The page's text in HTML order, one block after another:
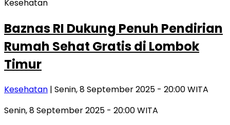
Kesehatan
Baznas RI Dukung Penuh Pendirian
Rumah Sehat Gratis di Lombok
Timur
Kesehatan | Senin, 8 September 2025 - 20:00 WITA
Senin, 8 September 2025 - 20:00 WITA